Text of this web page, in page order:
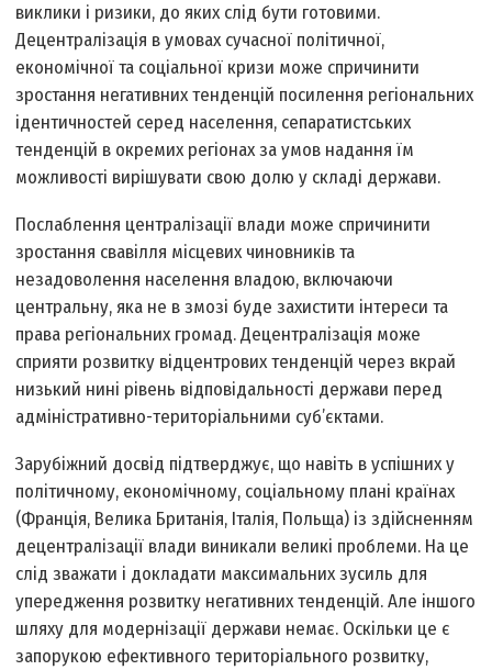
виклики і ризики, до яких слід бути готовими.
Децентралізація в умовах сучасної політичної,
економічної та соціальної кризи може спричинити
зростання негативних тенденцій посилення регіональних
ідентичностей серед населення, сепаратистських
тенденцій в окремих регіонах за умов надання їм
можливості вирішувати свою долю у складі держави.
Послаблення централізації влади може спричинити
зростання свавілля місцевих чиновників та
незадоволення населення владою, включаючи
центральну, яка не в змозі буде захистити інтереси та
права регіональних громад. Децентралізація може
сприяти розвитку відцентрових тенденцій через вкрай
низький нині рівень відповідальності держави перед
адміністративно-територіальними суб’єктами.
Зарубіжний досвід підтверджує, що навіть в успішних у
політичному, економічному, соціальному плані країнах
(Франція, Велика Британія, Італія, Польща) із здійсненням
децентралізації влади виникали великі проблеми. На це
слід зважати і докладати максимальних зусиль для
упередження розвитку негативних тенденцій. Але іншого
шляху для модернізації держави немає. Оскільки це є
запорукою ефективного територіального розвитку,